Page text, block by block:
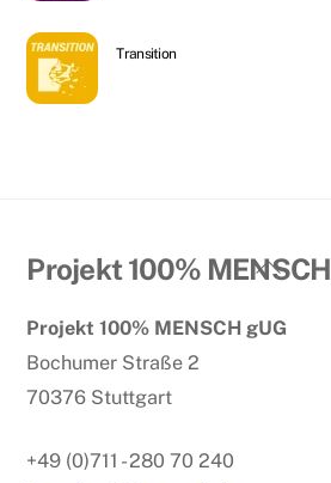
Transition
Back
Top
Projekt 100% MENSCH
Projekt 100% MENSCH gUG
Bochumer Straße 2
70376 Stuttgart
+49 (0)711 - 280 70 240